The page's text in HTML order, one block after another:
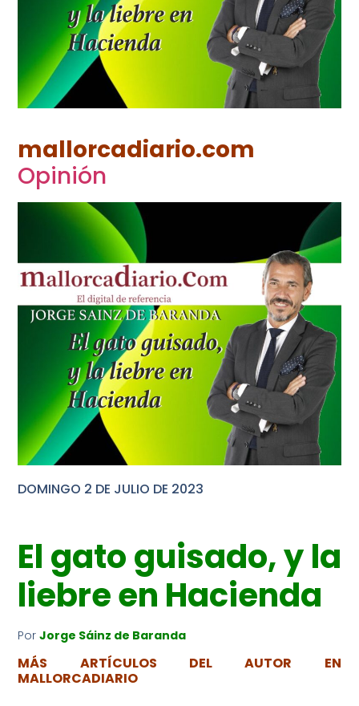
mallorcadiario.com
Opinión
DOMINGO 2 DE JULIO DE 2023
El gato guisado, y la
liebre en Hacienda
PorJorge Sáinz de Baranda
MÁS ARTÍCULOS DEL AUTOR EN
MALLORCADIARIO